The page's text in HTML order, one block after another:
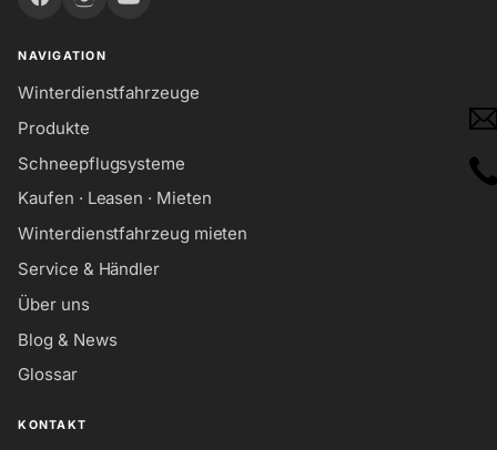
NAVIGATION
Winterdienstfahrzeuge
Produkte
Schneepflugsysteme
Kaufen · Leasen · Mieten
Winterdienstfahrzeug mieten
Service & Händler
Über uns
Blog & News
Glossar
KONTAKT